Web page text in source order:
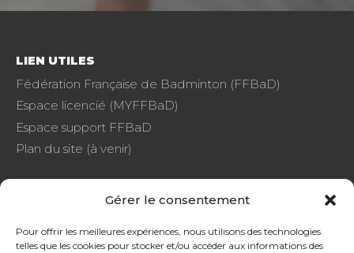
Gérer le consentement
Pour offrir les meilleures expériences, nous utilisons des technologies
telles que les cookies pour stocker et/ou accéder aux informations des
LIEN UTILES
Fédération Française de Badminton (FFBaD)
Espace licencié (MYFFBaD)
Espace support FFBaD
Plan du site (à venir)
FAQ